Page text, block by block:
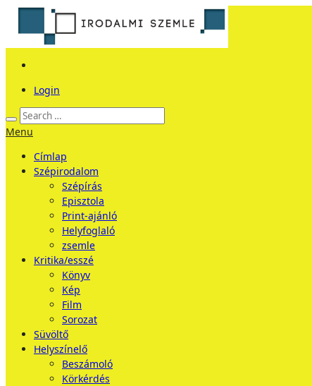
Login
Menu
Címlap
Szépirodalom
Szépírás
Episztola
Print-ajánló
Helyfoglaló
zsemle
Kritika/esszé
Könyv
Kép
Film
Sorozat
Süvöltő
Helyszínelő
Beszámoló
Körkérdés